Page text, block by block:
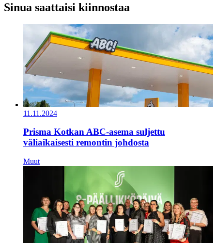
Sinua saattaisi kiinnostaa
11.11.2024
Prisma Kotkan ABC-asema suljettu
väliaikaisesti remontin johdosta
Muut